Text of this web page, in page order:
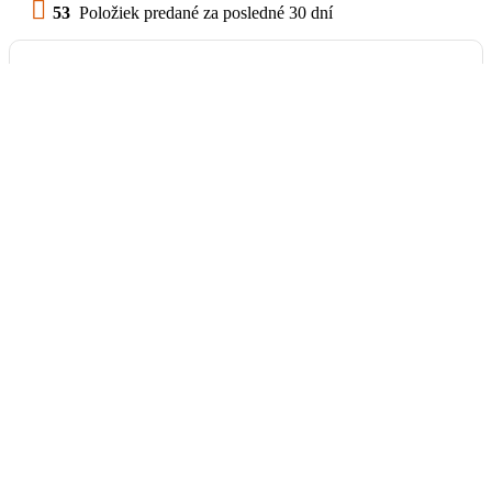
53 Položiek predané za posledné 30 dní